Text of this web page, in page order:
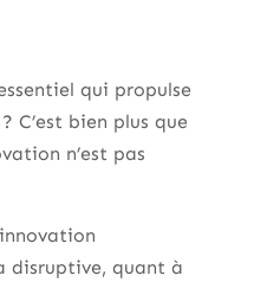
qui propulse
C’est bien plus que
n’est pas
disruptive, quant à